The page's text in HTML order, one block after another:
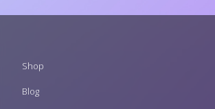
Footer
Shop
Blog